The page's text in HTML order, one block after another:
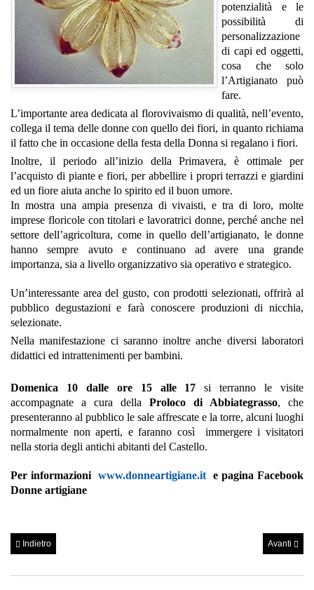
potenzialità e le
possibilità di
personalizzazione
di capi ed oggetti,
cosa che solo
l’Artigianato può
fare.
L’importante area dedicata al florovivaismo di qualità, nell’evento,
collega il tema delle donne con quello dei fiori, in quanto richiama
il fatto che in occasione della festa della Donna si regalano i fiori.
Inoltre, il periodo all’inizio della Primavera, è ottimale per
l’acquisto di piante e fiori, per abbellire i propri terrazzi e giardini
ed un fiore aiuta anche lo spirito ed il buon umore.
In mostra una ampia presenza di vivaisti, e tra di loro, molte
imprese floricole con titolari e lavoratrici donne, perché anche nel
settore dell’agricoltura, come in quello dell’artigianato, le donne
hanno sempre avuto e continuano ad avere una grande
importanza, sia a livello organizzativo sia operativo e strategico.
Un’interessante area del gusto, con prodotti selezionati, offrirà al
pubblico degustazioni e farà conoscere produzioni di nicchia,
selezionate.
Nella manifestazione ci saranno inoltre anche diversi laboratori
didattici ed intrattenimenti per bambini.
Domenica 10 dalle ore 15 alle 17 si terranno le visite
accompagnate a cura della Proloco di Abbiategrasso, che
presenteranno al pubblico le sale affrescate e la torre, alcuni luoghi
normalmente non aperti, e faranno così immergere i visitatori
nella storia degli antichi abitanti del Castello.
Per informazioni www.donneartigiane.it e pagina Facebook
Donne artigiane
Indietro Avanti